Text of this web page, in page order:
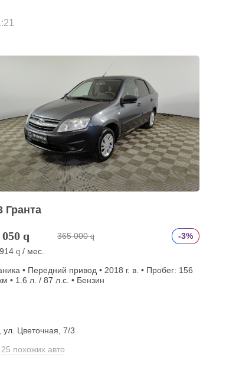
Гранта
q 365 000 q
-3%
q / мес.
• Передний привод • 2018 г. в. • Пробег: 156
• 1.6 л. / 87 л.с. • Бензин
Цветочная, 7/3
похожих авто